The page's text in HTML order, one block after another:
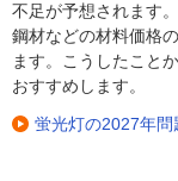
不足が予想されます
鋼材などの材料価格
ます。こうしたこと
おすすめします。
蛍光灯の2027年問